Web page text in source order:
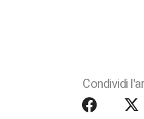
Condividi